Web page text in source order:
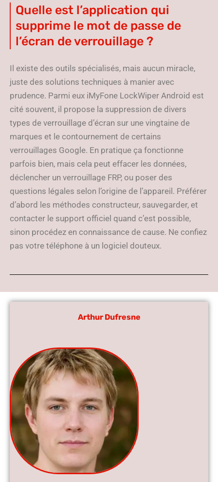
Quelle est l’application qui
supprime le mot de passe de
l’écran de verrouillage ?
Il existe des outils spécialisés, mais aucun miracle,
juste des solutions techniques à manier avec
prudence. Parmi eux iMyFone LockWiper Android est
cité souvent, il propose la suppression de divers
types de verrouillage d’écran sur une vingtaine de
marques et le contournement de certains
verrouillages Google. En pratique ça fonctionne
parfois bien, mais cela peut effacer les données,
déclencher un verrouillage FRP, ou poser des
questions légales selon l’origine de l’appareil. Préférer
d’abord les méthodes constructeur, sauvegarder, et
contacter le support officiel quand c’est possible,
sinon procédez en connaissance de cause. Ne confiez
pas votre téléphone à un logiciel douteux.
Arthur Dufresne